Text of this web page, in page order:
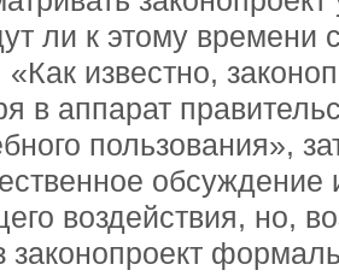
ли к этому времени
известно,
в аппарат
пользования»,
обсуждение
воздействия, но,
законопроект